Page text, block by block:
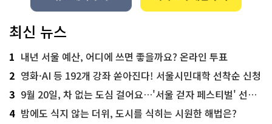
최신 뉴스
1 내년 서울 예산, 어디에 쓰면 좋을까요? 온라인 투표
2 영화·AI 등 192개 강좌 쏟아진다! 서울시민대학 선착순 신청
3 9월 20일, 차 없는 도심 걸어요…'서울 걷자 페스티벌' 선착순 5천명
4 밤에도 식지 않는 더위, 도시를 식히는 시원한 해법은?